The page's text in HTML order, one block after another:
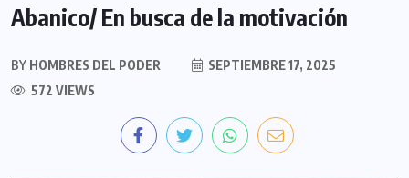
Abanico/ En busca de la motivación
BY HOMBRES DEL PODER
SEPTIEMBRE 17, 2025
572 VIEWS